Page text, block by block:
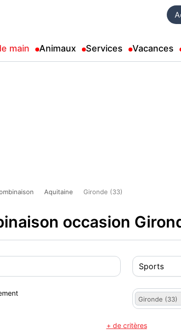
main Animaux Services Vacances
Aquitaine Gironde (33)
occasion
Gironde (33)
+ de critères